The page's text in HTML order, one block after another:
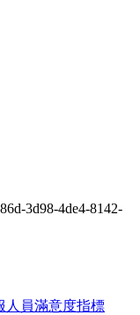
3d98-4de4-8142-
人員滿意度指標